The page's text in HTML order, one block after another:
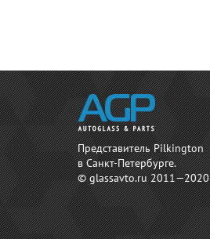
Представитель Pilkington
в Санкт-Петербурге.
© glassavto.ru 2011—2020